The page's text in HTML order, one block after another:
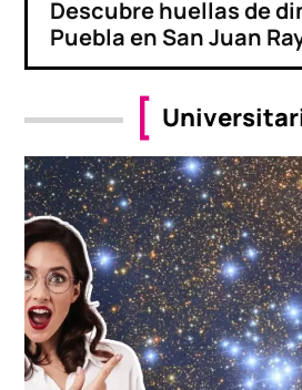
Descubre huellas de
Puebla en San Juan